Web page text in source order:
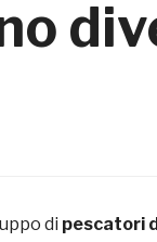
di pescatori